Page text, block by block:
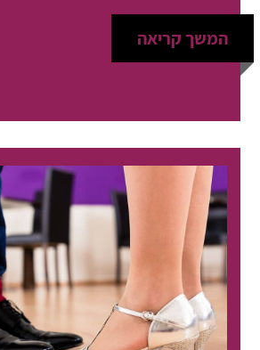
המשך קריאה